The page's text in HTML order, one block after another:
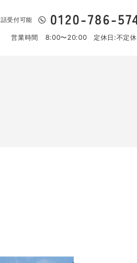
受付可能
営業時間 8:00〜20:00 定休日:不定休